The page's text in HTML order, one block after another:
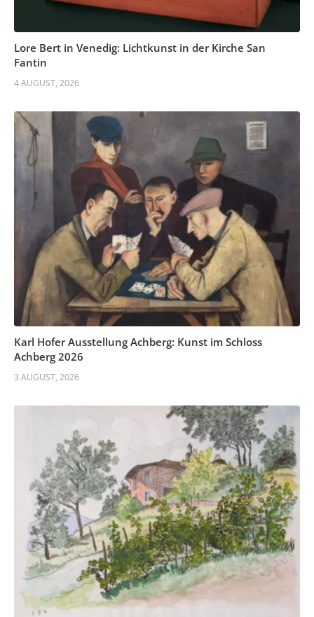
Lore Bert in Venedig: Lichtkunst in der Kirche San
Fantin
4 AUGUST, 2026
Karl Hofer Ausstellung Achberg: Kunst im Schloss
Achberg 2026
3 AUGUST, 2026